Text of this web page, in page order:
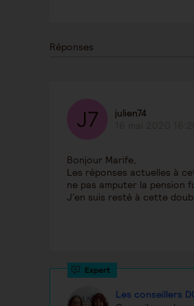
Réponses
julien74
Bonjour Marife,
Les réponses actuelles à
ne pas amputer la pension
J'en suis resté à cette
Les conseillers